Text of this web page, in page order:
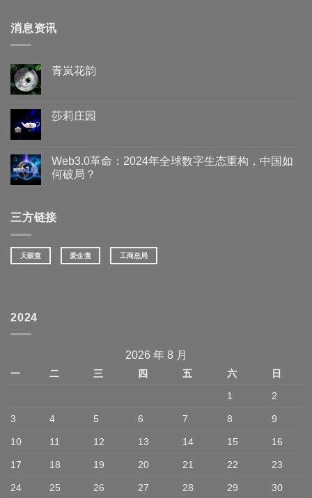
消息资讯
青岚花韵
莎莉庄园
Web3.0革命：2024年全球数字生态重构，中国如
何破局？
三方链接
天眼查 爱企查 工商总局
2024
2026 年 8 月
一 二 三 四 五 六
日
1
2
3 4 5 6 7 8 9
10 11 12 13 14 15 16
17 18 19 20 21 22 23
24 25 26 27 28 29 30